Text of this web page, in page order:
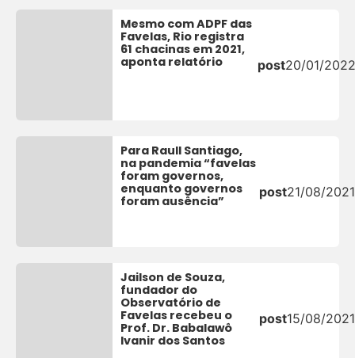
Mesmo com ADPF das
Favelas, Rio registra
61 chacinas em 2021,
aponta relatório
post20/01/
Para Raull Santiago,
na pandemia “favelas
foram governos,
enquanto governos
foram ausência”
post21/08/2021
Jailson de Souza,
fundador do
Observatório de
Favelas recebeu o
Prof. Dr. Babalawô
Ivanir dos Santos
post15/08/2021